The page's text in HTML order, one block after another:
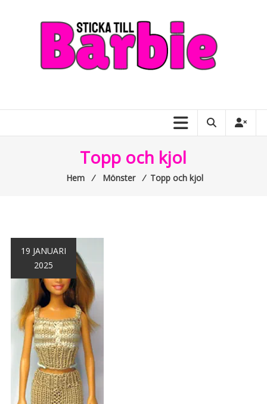
Topp och kjol
Hem ⁄ Mönster ⁄ Topp och kjol
19 JANUARI
2025